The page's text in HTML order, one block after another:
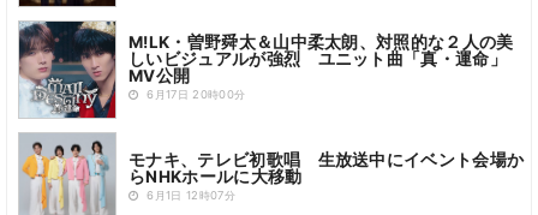
M!LK・曽野舜太＆山中柔太朗、対照的な２人の美
しいビジュアルが強烈 ユニット曲「真・運命」
MV公開
6月17日 20時00分
モナキ、テレビ初歌唱 生放送中にイベント会場か
らNHKホールに大移動
6月1日 12時07分